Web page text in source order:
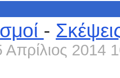
-
2014